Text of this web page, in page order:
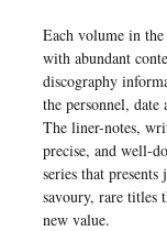
Each volume in the
with abundant
discography
the personnel,
The liner-notes,
precise, and well-
series that presents
savoury, rare titles
new value.